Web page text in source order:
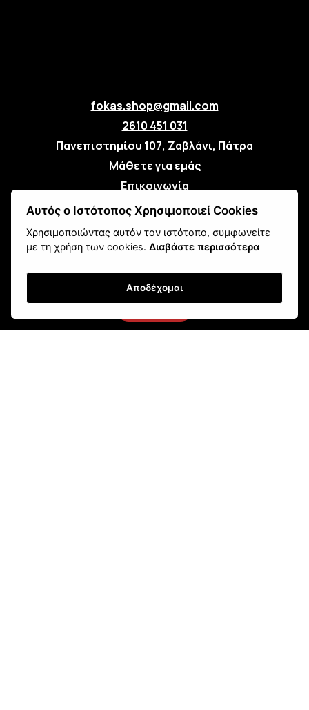
fokas.shop@gmail.com
2610 451 031
Πανεπιστημίου 107, Ζαβλάνι, Πάτρα
Μάθετε για εμάς
Επικοινωνία
Newsletter
Εγγραφή
Αυτός ο Ιστότοπος Χρησιμοποιεί Cookies
Χρησιμοποιώντας αυτόν τον ιστότοπο, συμφωνείτε
με τη χρήση των cookies.Διαβάστε περισσότερα
Αποδέχομαι